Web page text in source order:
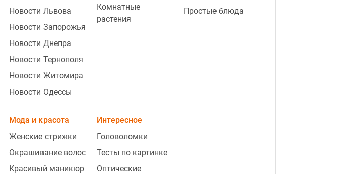
Новости Львова
Новости Запорожья
Новости Днепра
Новости Тернополя
Новости Житомира
Новости Одессы
Комнатные
растения
Простые блюда
Мода и красота
Женские стрижки
Окрашивание волос
Красивый маникюр
Интересное
Головоломки
Тесты по картинке
Оптические